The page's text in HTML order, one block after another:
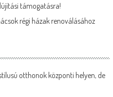
támogatásra!
régi házak renoválásához
otthonok központi helyen, de